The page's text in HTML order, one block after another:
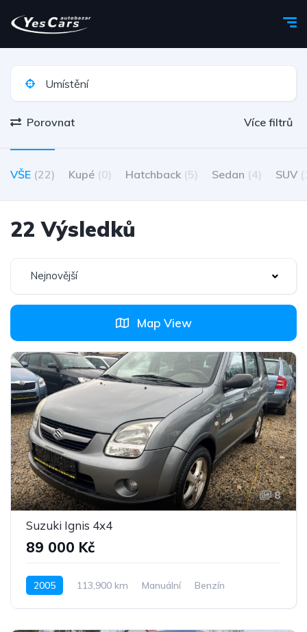
Porovnat Více filtrů
VŠE (22) Kupé (0) Hatchback (5) Sedan (4) SUV
22 Výsledků
Nejnovější
Map View
8
Suzuki Ignis 4x4
89 000 Kč
2005 113,900 km Manuální
Benzín